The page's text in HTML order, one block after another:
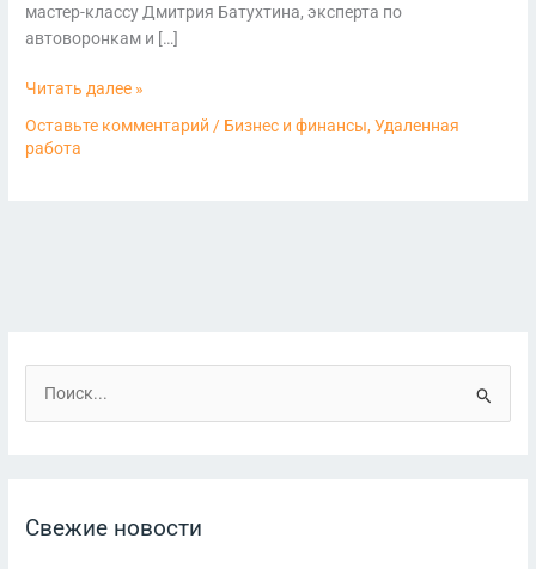
мастер-классу Дмитрия Батухтина, эксперта по
автоворонкам и […]
Читать далее »
Оставьте комментарий / Бизнес и финансы,Удаленная
работа
к
Свежие новости